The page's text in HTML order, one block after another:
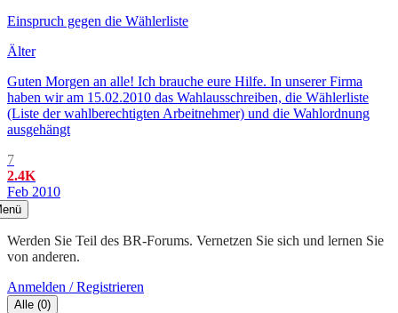
Einspruch gegen die Wählerliste
Älter
Guten Morgen an alle! Ich brauche eure Hilfe. In unserer Firma
haben wir am 15.02.2010 das Wahlausschreiben, die Wählerliste
(Liste der wahlberechtigten Arbeitnehmer) und die Wahlordnung
ausgehängt
7
2.4K
Feb 2010
Werden Sie Teil des BR-Forums. Vernetzen Sie sich und lernen Sie
von anderen.
Anmelden / Registrieren
Alle (0)